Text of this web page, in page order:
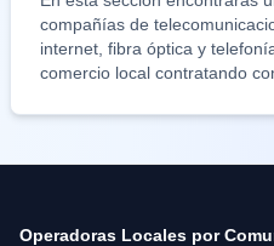
compañías de
internet, fibra óptica y
comercio local contratando
Operadoras Locales por